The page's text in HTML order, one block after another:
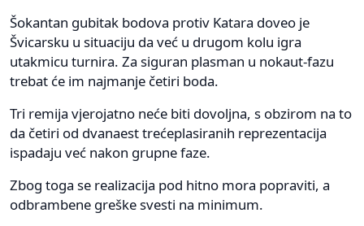
Šokantan gubitak bodova protiv Katara doveo je
Švicarsku u situaciju da već u drugom kolu igra
utakmicu turnira. Za siguran plasman u nokaut-fazu
trebat će im najmanje četiri boda.
Tri remija vjerojatno neće biti dovoljna, s obzirom na to
da četiri od dvanaest trećeplasiranih reprezentacija
ispadaju već nakon grupne faze.
Zbog toga se realizacija pod hitno mora popraviti, a
odbrambene greške svesti na minimum.